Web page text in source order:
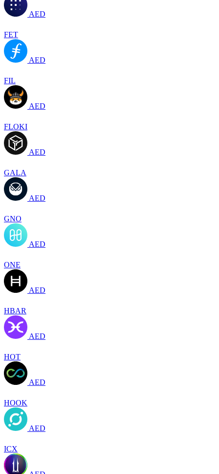
AED
FET
AED
FIL
AED
FLOKI
AED
GALA
AED
GNO
AED
ONE
AED
HBAR
AED
HOT
AED
HOOK
AED
ICX